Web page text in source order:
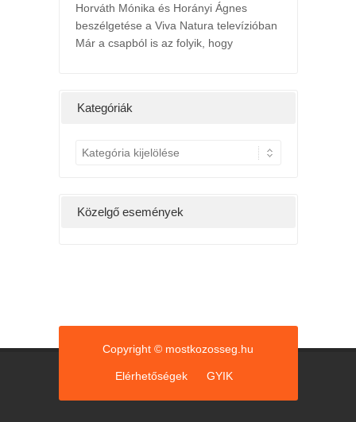
Horváth Mónika és Horányi Ágnes
beszélgetése a Viva Natura televízióban
Már a csapból is az folyik, hogy
Kategóriák
eKözelgő események
Copyright © mostkozosseg.hu
Elérhetőségek GYIK